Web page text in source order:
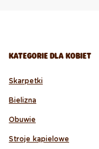
KATEGORIE DLA KOBIET
Skarpetki
Bielizna
Obuwie
Stroje kąpielowe